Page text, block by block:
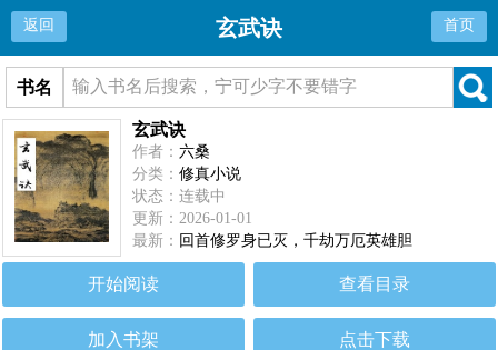
返回 玄武诀 首页
书名
玄武诀
作者：六桑
分类：修真小说
状态：连载中
更新：2026-01-01
最新： 回首修罗身已灭，千劫万厄英雄胆
开始阅读 查看目录
加入书架 点击下载